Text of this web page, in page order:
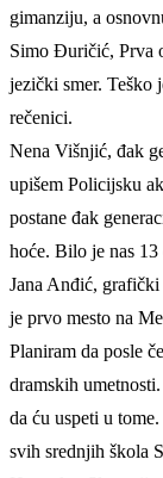
gimanziju, a
Simo Đuričić, Prva
jezički smer. Teško
rečenici.
Nena Višnjić, đak
upišem Policijsku
postane đak
hoće. Bilo je nas
Jana Anđić,
je prvo mesto na
Planiram da posle
dramskih
da ću uspeti u
svih srednjih škola